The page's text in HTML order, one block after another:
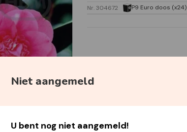
Niet aangemeld
U bent nog niet aangemeld!
Nr. 304672
P9 Euro doos (x24)